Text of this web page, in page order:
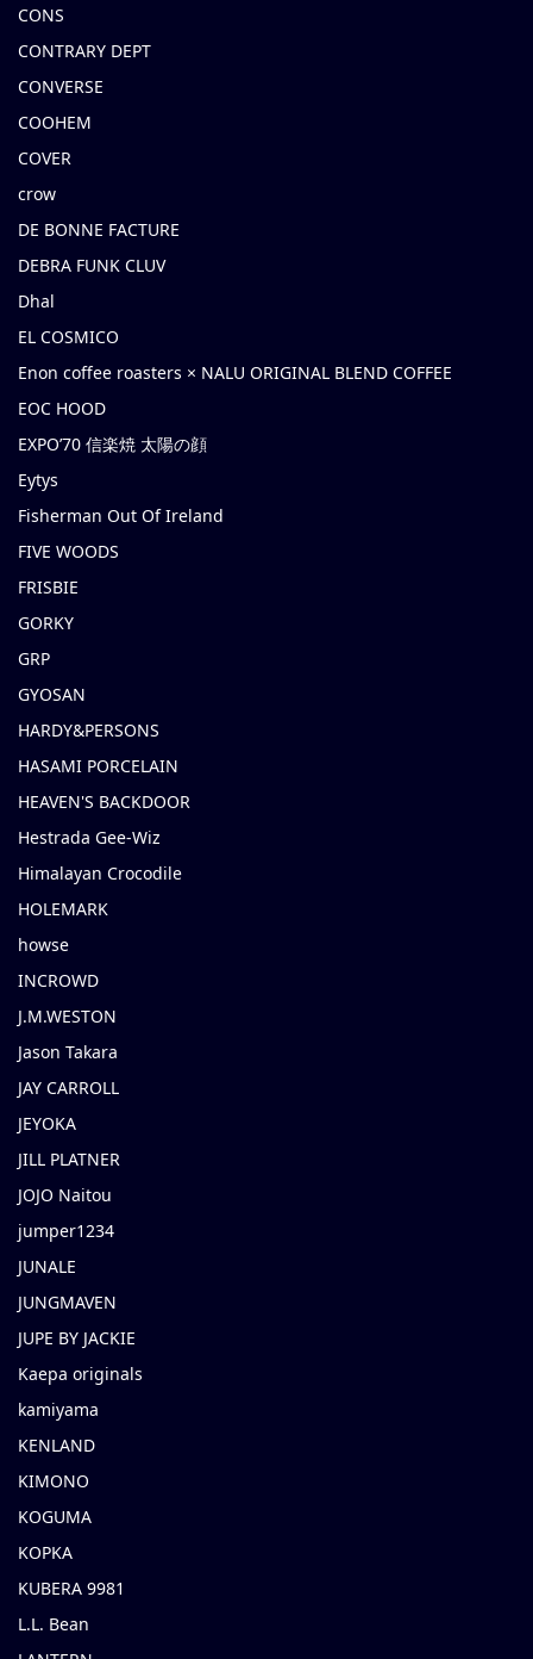
CONS
CONTRARY DEPT
CONVERSE
COOHEM
COVER
crow
DE BONNE FACTURE
DEBRA FUNK CLUV
Dhal
EL COSMICO
Enon coffee roasters × NALU ORIGINAL BLEND COFFEE
EOC HOOD
EXPO’70 信楽焼 太陽の顔
Eytys
Fisherman Out Of Ireland
FIVE WOODS
FRISBIE
GORKY
GRP
GYOSAN
HARDY&PERSONS
HASAMI PORCELAIN
HEAVEN'S BACKDOOR
Hestrada Gee-Wiz
Himalayan Crocodile
HOLEMARK
howse
INCROWD
J.M.WESTON
Jason Takara
JAY CARROLL
JEYOKA
JILL PLATNER
JOJO Naitou
jumper1234
JUNALE
JUNGMAVEN
JUPE BY JACKIE
Kaepa originals
kamiyama
KENLAND
KIMONO
KOGUMA
KOPKA
KUBERA 9981
L.L. Bean